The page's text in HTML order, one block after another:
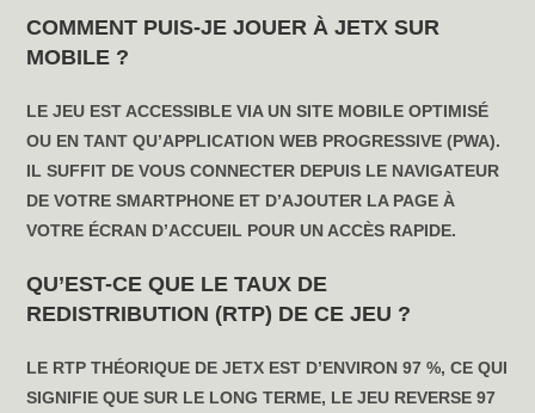
COMMENT PUIS-JE JOUER À JETX SUR
MOBILE ?
LE JEU EST ACCESSIBLE VIA UN SITE MOBILE OPTIMISÉ
OU EN TANT QU’APPLICATION WEB PROGRESSIVE (PWA).
IL SUFFIT DE VOUS CONNECTER DEPUIS LE NAVIGATEUR
DE VOTRE SMARTPHONE ET D’AJOUTER LA PAGE À
VOTRE ÉCRAN D’ACCUEIL POUR UN ACCÈS RAPIDE.
QU’EST-CE QUE LE TAUX DE
REDISTRIBUTION (RTP) DE CE JEU ?
LE RTP THÉORIQUE DE JETX EST D’ENVIRON 97 %, CE QUI
SIGNIFIE QUE SUR LE LONG TERME, LE JEU REVERSE 97